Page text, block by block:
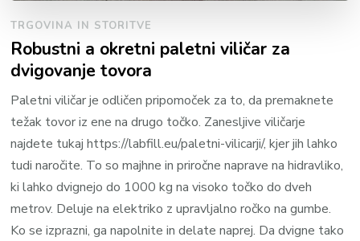
TRGOVINA IN STORITVE
Robustni a okretni paletni viličar za
dvigovanje tovora
Paletni viličar je odličen pripomoček za to, da premaknete
težak tovor iz ene na drugo točko. Zanesljive viličarje
najdete tukaj https://labfill.eu/paletni-vilicarji/, kjer jih lahko
tudi naročite. To so majhne in priročne naprave na hidravliko,
ki lahko dvignejo do 1000 kg na visoko točko do dveh
metrov. Deluje na elektriko z upravljalno ročko na gumbe.
Ko se izprazni, ga napolnite in delate naprej. Da dvigne tako